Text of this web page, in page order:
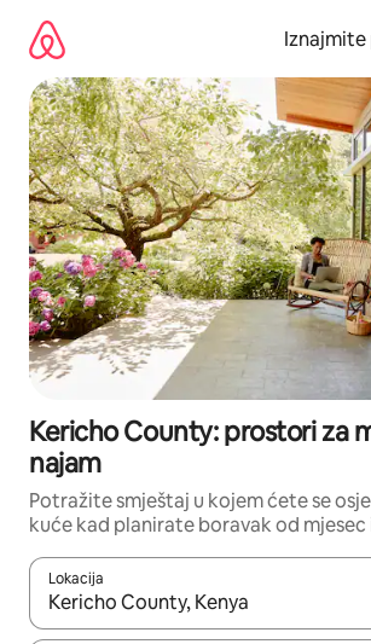
sadržaj
Kericho County: prostori za
najam
Potražite smještaj u kojem ćete se
kuće kad planirate boravak od mjesec
Lokacija
Kada budu dostupni rezultati, moći ćete